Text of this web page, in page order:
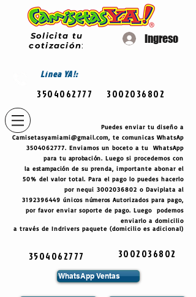
Solicita tu
cotización:
Ingreso
LíneaYA!:
3504062777 3002036802
Puedes enviar tu diseño a
Camisetasyamiami@gmail.com, te comunicas WhatsAp
3504062777. Enviamos un boceto a tu WhatsApp
para tu aprobación. Luego si procedemos con
laestampación de su prenda, importante abonar el
50% del valor total. Para el pago lo puedes hacerlo
por nequi 3002036802 o Daviplata al
3192396449 únicos números Autorizados para pago,
por favor enviar soporte de pago. Luego podemos
enviarlo a domicilio
a través de Indrivers paquete (domicilio es adicional)
3504062777 3002036802
WhatsApp Ventas